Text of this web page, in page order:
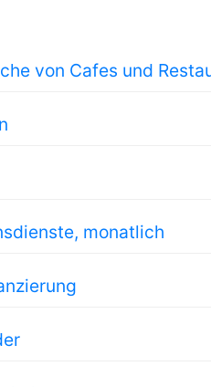
von Cafes und
monatlich